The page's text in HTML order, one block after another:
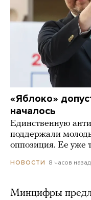
«Яблоко»
началось
Единственную
поддержали
оппозиция. Ее уже
НОВОСТИ 8 часов назад
Минцифры